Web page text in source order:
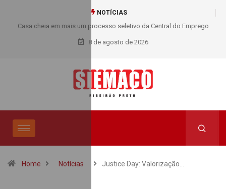
NOTÍCIAS
Casa cheia em mais um processo seletivo da Central do Emprego
SIEMACO!
8 de agosto de 2026
Home Notícias Justice Day: Valorização…